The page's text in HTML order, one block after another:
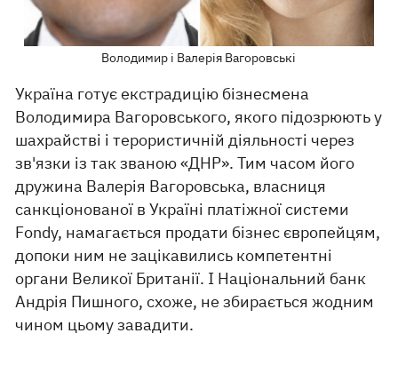
Володимир і Валерія Вагоровські
Україна готує екстрадицію бізнесмена
Володимира Вагоровського, якого підозрюють у
шахрайстві і терористичній діяльності через
зв'язки із так званою «ДНР». Тим часом його
дружина Валерія Вагоровська, власниця
санкціонованої в Україні платіжної системи
Fondy, намагається продати бізнес європейцям,
допоки ним не зацікавились компетентні
органи Великої Британії. І Національний банк
Андрія Пишного, схоже, не збирається жодним
чином цьому завадити.